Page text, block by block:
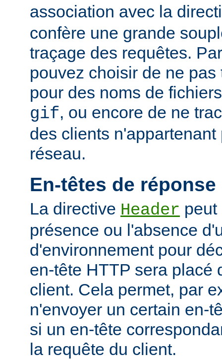
association avec la
confère une grande
traçage des requêtes.
pouvez choisir de ne
pour des noms de
gif, ou encore de ne
des clients
réseau.
En-têtes de
La directive Header peut
présence ou l'absence
d'environnement pour
en-tête HTTP sera placé
client. Cela permet, par
n'envoyer un certain en-
si un en-tête
la requête du client.